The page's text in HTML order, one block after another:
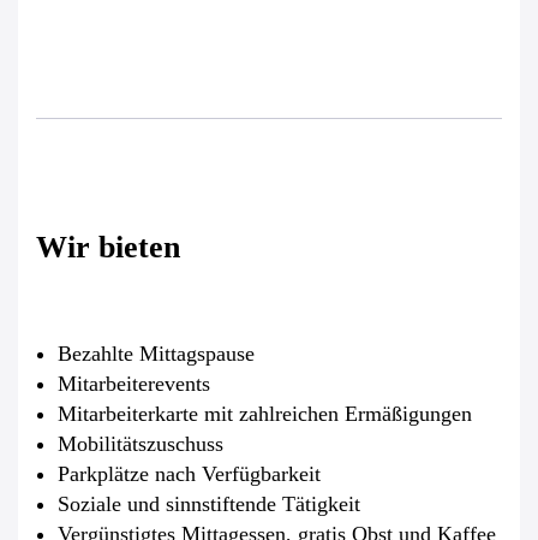
Wir bieten
Bezahlte Mittagspause
Mitarbeiterevents
Mitarbeiterkarte mit zahlreichen Ermäßigungen
Mobilitätszuschuss
Parkplätze nach Verfügbarkeit
Soziale und sinnstiftende Tätigkeit
Vergünstigtes Mittagessen, gratis Obst und Kaffee